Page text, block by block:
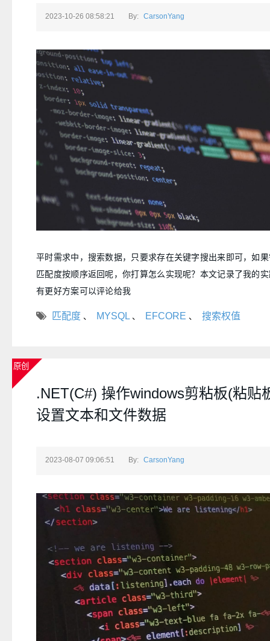
2023-10-26 08:58:21 By: CarsonYang
平时需求中，搜索数据，只要求存在关键字搜出来即可，如
匹配度按顺序返回呢，你打算怎么实现呢？本文记录了我的
有更好方案可以评论给我
匹配度 、 MYSQL 、 EFCORE 、 搜索权值
原创
.NET(C#) 操作windows剪粘板(粘贴
设置文本和文件数据
2023-08-07 09:06:51 By: CarsonYang